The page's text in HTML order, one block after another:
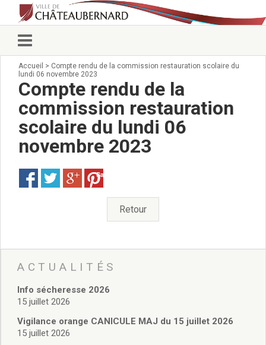
Vie municipale
Conseillers municipaux
Commissions 2026
Prendre rendez-vous
Arrêtés du Maire
Services municipaux
Organigramme
Pour venir nous voir
État civil/élections/formalités
Services Techniques
Affaires Scolaires
Vie associative
Cimetière/réglementation funéraire
Licences boissons
Inscriptions sur les listes électorales
Accueil > Compte rendu de la commission restauration scolaire du
lundi 06 novembre 2023
Compte rendu de la
commission restauration
scolaire du lundi 06
novembre 2023
Save
Retour
ACTUALITÉS
Info sécheresse 2026
15 juillet 2026
Vigilance orange CANICULE MAJ du 15 juillet 2026
15 juillet 2026